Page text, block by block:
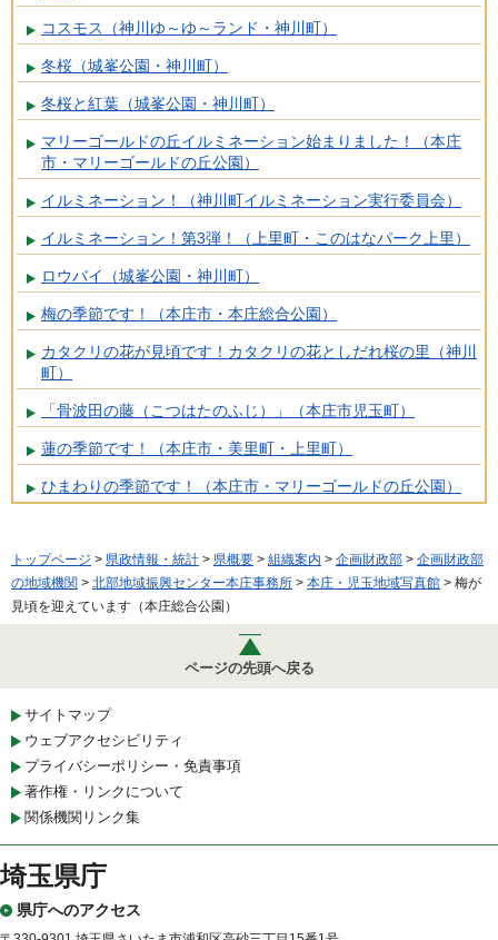
コスモス（神川ゆ～ゆ～ランド・神川町）
冬桜（城峯公園・神川町）
冬桜と紅葉（城峯公園・神川町）
マリーゴールドの丘イルミネーション始まりました！（本庄
市・マリーゴールドの丘公園）
イルミネーション！（神川町イルミネーション実行委員会）
イルミネーション！第3弾！（上里町・このはなパーク上里）
ロウバイ（城峯公園・神川町）
梅の季節です！（本庄市・本庄総合公園）
カタクリの花が見頃です！カタクリの花としだれ桜の里（神川
町）
「骨波田の藤（こつはたのふじ）」（本庄市児玉町）
蓮の季節です！（本庄市・美里町・上里町）
ひまわりの季節です！（本庄市・マリーゴールドの丘公園）
トップページ > 県政情報・統計 > 県概要 > 組織案内 > 企画財政部 > 企画財政部
の地域機関 > 北部地域振興センター本庄事務所 > 本庄・児玉地域写真館 > 梅が
見頃を迎えています（本庄総合公園）
ページの先頭へ戻る
サイトマップ
ウェブアクセシビリティ
プライバシーポリシー・免責事項
著作権・リンクについて
関係機関リンク集
埼玉県庁
県庁へのアクセス